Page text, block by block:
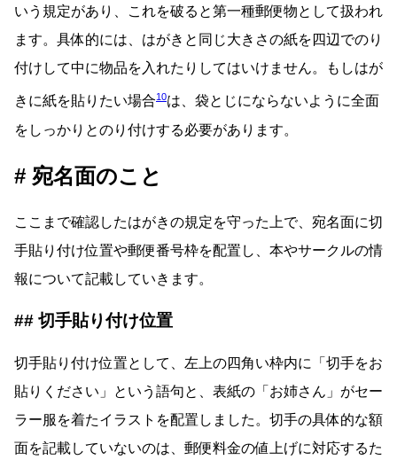
いう規定があり、これを破ると第一種郵便物として扱われ
ます。具体的には、はがきと同じ大きさの紙を四辺でのり
付けして中に物品を入れたりしてはいけません。もしはが
きに紙を貼りたい場合10は、袋とじにならないように全面
をしっかりとのり付けする必要があります。
宛名面のこと
ここまで確認したはがきの規定を守った上で、宛名面に切
手貼り付け位置や郵便番号枠を配置し、本やサークルの情
報について記載していきます。
切手貼り付け位置
切手貼り付け位置として、左上の四角い枠内に「切手をお
貼りください」という語句と、表紙の「お姉さん」がセー
ラー服を着たイラストを配置しました。切手の具体的な額
面を記載していないのは、郵便料金の値上げに対応するた